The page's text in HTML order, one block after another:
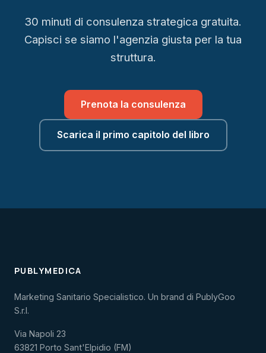
30 minuti di consulenza strategica gratuita.
Capisci se siamo l'agenzia giusta per la tua
struttura.
Prenota la consulenza
Scarica il primo capitolo del libro
PUBLYMEDICA
Marketing Sanitario Specialistico. Un brand di PublyGoo
S.r.l.
Via Napoli 23
63821 Porto Sant'Elpidio (FM)